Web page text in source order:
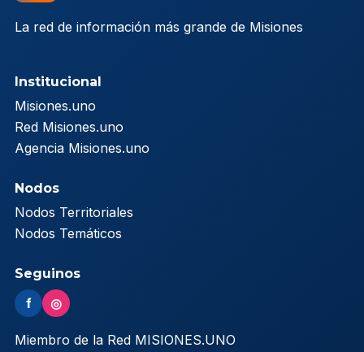
La red de información más grande de Misiones
Institucional
Misiones.uno
Red Misiones.uno
Agencia Misiones.uno
Nodos
Nodos Territoriales
Nodos Temáticos
Seguinos
f ◎
Miembro de la Red MISIONES.UNO